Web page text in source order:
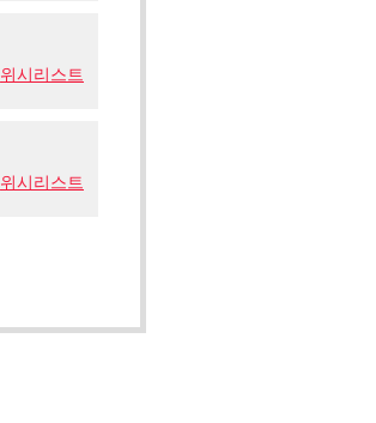
위시리스트
위시리스트